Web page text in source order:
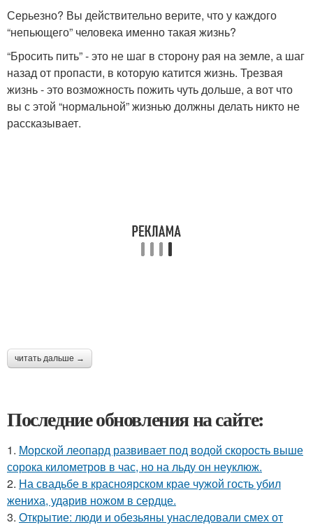
Серьезно? Вы действительно верите, что у каждого
“непьющего” человека именно такая жизнь?
“Бросить пить” - это не шаг в сторону рая на земле, а шаг
назад от пропасти, в которую катится жизнь. Трезвая
жизнь - это возможность пожить чуть дольше, а вот что
вы с этой “нормальной” жизнью должны делать никто не
рассказывает.
читать дальше →
Последние обновления на сайте:
1. Морской леопард развивает под водой скорость выше
сорока километров в час, но на льду он неуклюж.
2. На свадьбе в красноярском крае чужой гость убил
жениха, ударив ножом в сердце.
3. Открытие: люди и обезьяны унаследовали смех от